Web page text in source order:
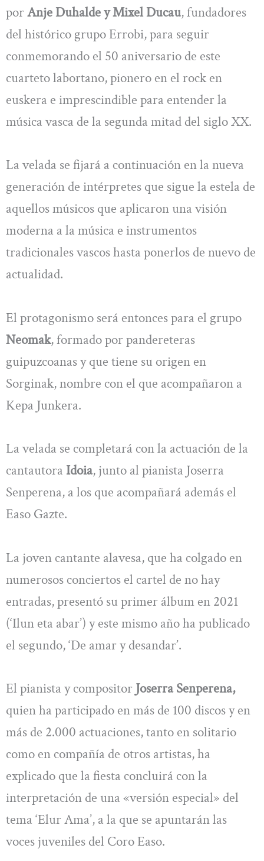
porAnje Duhalde y Mixel Ducau, fundadores
del histórico grupo Errobi, para seguir
conmemorando el 50 aniversario de este
cuarteto labortano, pionero en el rock en
euskera e imprescindible para entender la
música vasca de la segunda mitad del siglo XX.
La velada se fijará a continuación en la nueva
generación de intérpretes que sigue la estela de
aquellos músicos que aplicaron una visión
moderna a la música e instrumentos
tradicionales vascos hasta ponerlos de nuevo de
actualidad.
El protagonismo será entonces para el grupo
Neomak, formado por pandereteras
guipuzcoanas y que tiene su origen en
Sorginak, nombre con el que acompañaron a
Kepa Junkera.
La velada se completará con la actuación de la
cantautora Idoia, junto al pianista Joserra
Senperena, a los que acompañará además el
Easo Gazte.
La joven cantante alavesa, que ha colgado en
numerosos conciertos el cartel de no hay
entradas, presentó su primer álbum en 2021
(‘Ilun eta abar’) y este mismo año ha publicado
el segundo, ‘De amar y desandar’.
El pianista y compositor Joserra Senperena,
quien ha participado en más de 100 discos y en
más de 2.000 actuaciones, tanto en solitario
como en compañía de otros artistas, ha
explicado que la fiesta concluirá con la
interpretación de una «versión especial» del
tema ‘Elur Ama’, a la que se apuntarán las
voces juveniles del Coro Easo.